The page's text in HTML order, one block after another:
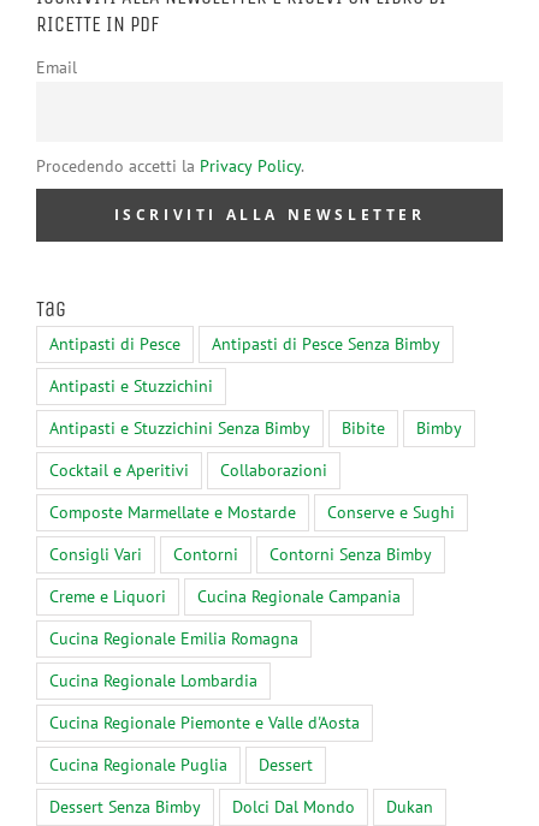
RICETTE IN PDF
Email
Procedendo accetti la Privacy Policy.
Tag
Antipasti di Pesce
Antipasti di Pesce Senza Bimby
Antipasti e Stuzzichini
Antipasti e Stuzzichini Senza Bimby
Bibite
Bimby
Cocktail e Aperitivi
Collaborazioni
Composte Marmellate e Mostarde
Conserve e Sughi
Consigli Vari
Contorni
Contorni Senza Bimby
Creme e Liquori
Cucina Regionale Campania
Cucina Regionale Emilia Romagna
Cucina Regionale Lombardia
Cucina Regionale Piemonte e Valle d'Aosta
Cucina Regionale Puglia
Dessert
Dessert Senza Bimby
Dolci Dal Mondo
Dukan